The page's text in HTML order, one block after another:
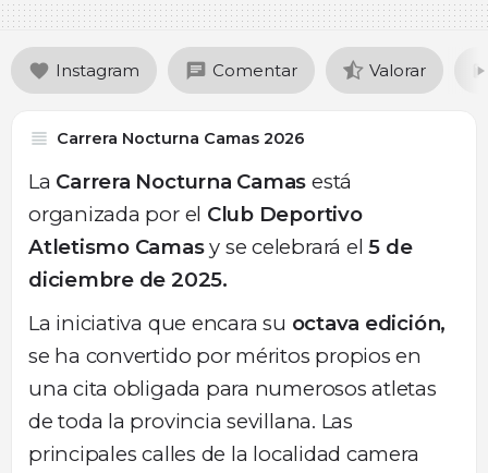
Instagram Comentar Valorar
Carrera Nocturna Camas 2026
La Carrera Nocturna Camas está
organizada por el Club Deportivo
Atletismo Camasy se celebrará el5 de
diciembre de 2025.
La iniciativa que encara su octava edición,
se ha convertido por méritos propios en
una cita obligada para numerosos atletas
de toda la provincia sevillana. Las
principales calles de la localidad camera